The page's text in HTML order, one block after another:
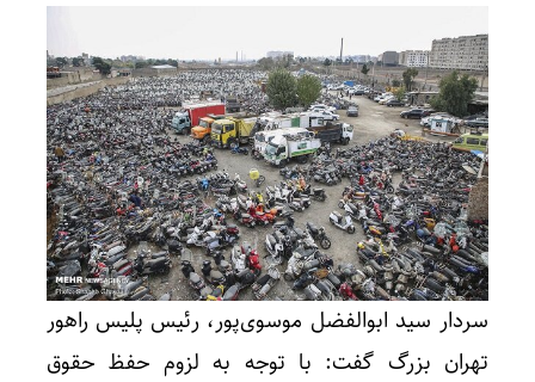
سردار سید ابوالفضل موسوی‌پور، رئیس پلیس راهور
تهران بزرگ گفت: با توجه به لزوم حفظ حقوق